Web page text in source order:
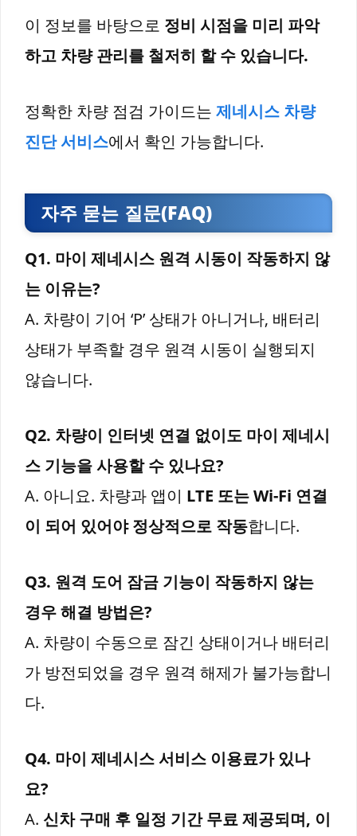
이 정보를 바탕으로 정비 시점을 미리 파악
하고 차량 관리를 철저히 할 수 있습니다.
정확한 차량 점검 가이드는 제네시스 차량
진단 서비스에서 확인 가능합니다.
자주 묻는 질문(FAQ)
Q1. 마이 제네시스 원격 시동이 작동하지 않
는 이유는?
A. 차량이 기어 ‘P’ 상태가 아니거나, 배터리
상태가 부족할 경우 원격 시동이 실행되지
않습니다.
Q2. 차량이 인터넷 연결 없이도 마이 제네시
스 기능을 사용할 수 있나요?
A. 아니요. 차량과 앱이 LTE 또는 Wi-Fi 연결
이 되어 있어야 정상적으로 작동합니다.
Q3. 원격 도어 잠금 기능이 작동하지 않는
경우 해결 방법은?
A. 차량이 수동으로 잠긴 상태이거나 배터리
가 방전되었을 경우 원격 해제가 불가능합니
다.
Q4. 마이 제네시스 서비스 이용료가 있나
요?
A. 신차 구매 후 일정 기간 무료 제공되며, 이